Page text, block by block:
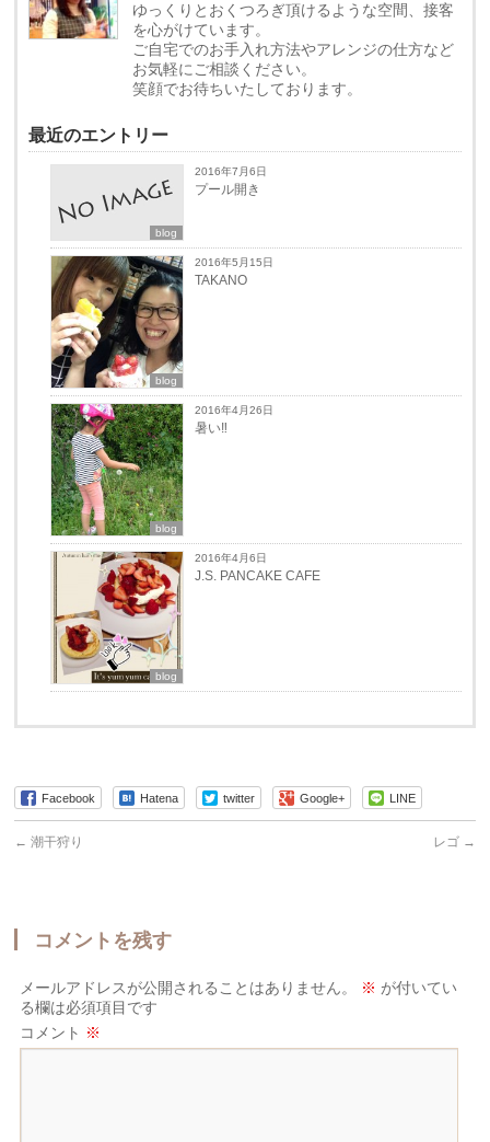
ゆっくりとおくつろぎ頂けるような空間、接客
を心がけています。
ご自宅でのお手入れ方法やアレンジの仕方など
お気軽にご相談ください。
笑顔でお待ちいたしております。
最近のエントリー
blog
2016年7月6日
プール開き
blog
2016年5月15日
TAKANO
blog
2016年4月26日
暑い‼︎
blog
2016年4月6日
J.S. PANCAKE CAFE
Facebook Hatena twitter Google+ LINE
← 潮干狩り レゴ →
コメントを残す
メールアドレスが公開されることはありません。 ※ が付いてい
る欄は必須項目です
コメント ※